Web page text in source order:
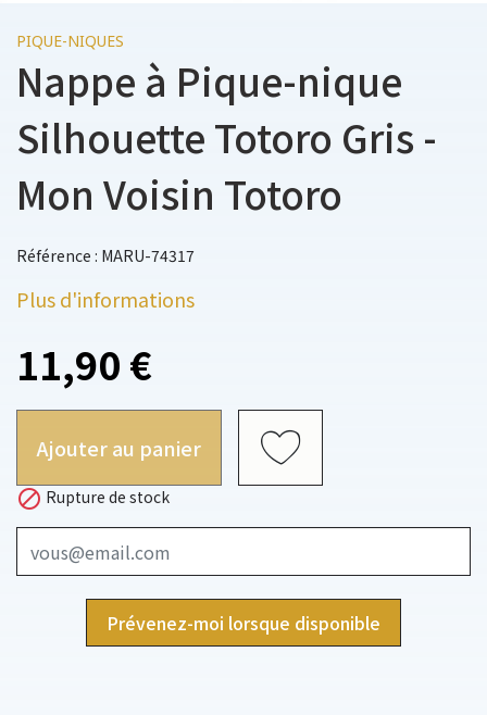
PIQUE-NIQUES
Nappe à Pique-nique
Silhouette Totoro Gris -
Mon Voisin Totoro
Référence : MARU-74317
Plus d'informations
11,90 €
Ajouter au panier
 Rupture de stock
Prévenez-moi lorsque disponible